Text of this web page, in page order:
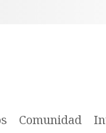
Comunidad